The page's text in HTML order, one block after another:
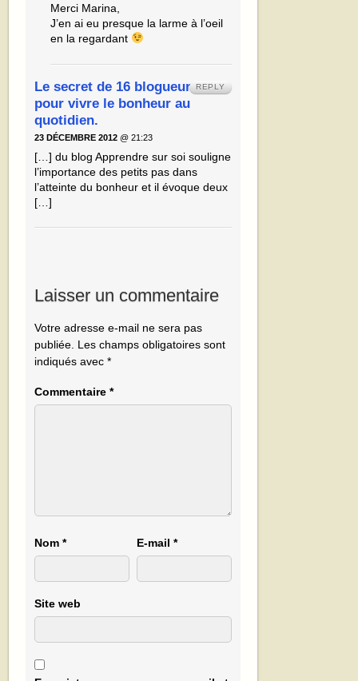
Merci Marina,
J’en ai eu presque la larme à l’oeil
en la regardant
Le secret de 16 blogueurs
pour vivre le bonheur au
quotidien.
23 DÉCEMBRE 2012 @ 21:23
[…] du blog Apprendre sur soi souligne
l’importance des petits pas dans
l’atteinte du bonheur et il évoque deux
[…]
REPLY
Laisser un commentaire
Votre adresse e-mail ne sera pas
publiée. Les champs obligatoires sont
indiqués avec*
Commentaire*
Nom* E-mail*
Site web